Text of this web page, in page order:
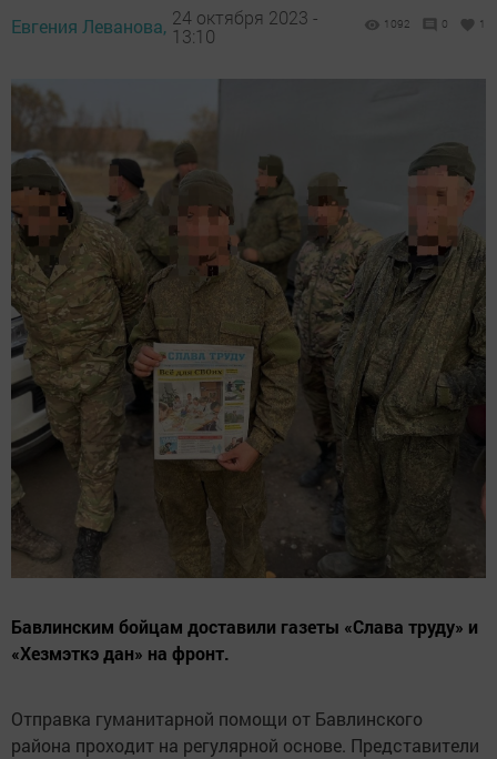
Евгения Леванова, 24 октября 2023 -
13:10
1092 0 1
Бавлинским бойцам доставили газеты «Слава труду» и
«Хезмэткэ дан» на фронт.
Отправка гуманитарной помощи от Бавлинского
района проходит на регулярной основе. Представители